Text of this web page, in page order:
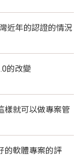
近年的認證的情況
的改變
樣就可以做專案管
的軟體專案的評